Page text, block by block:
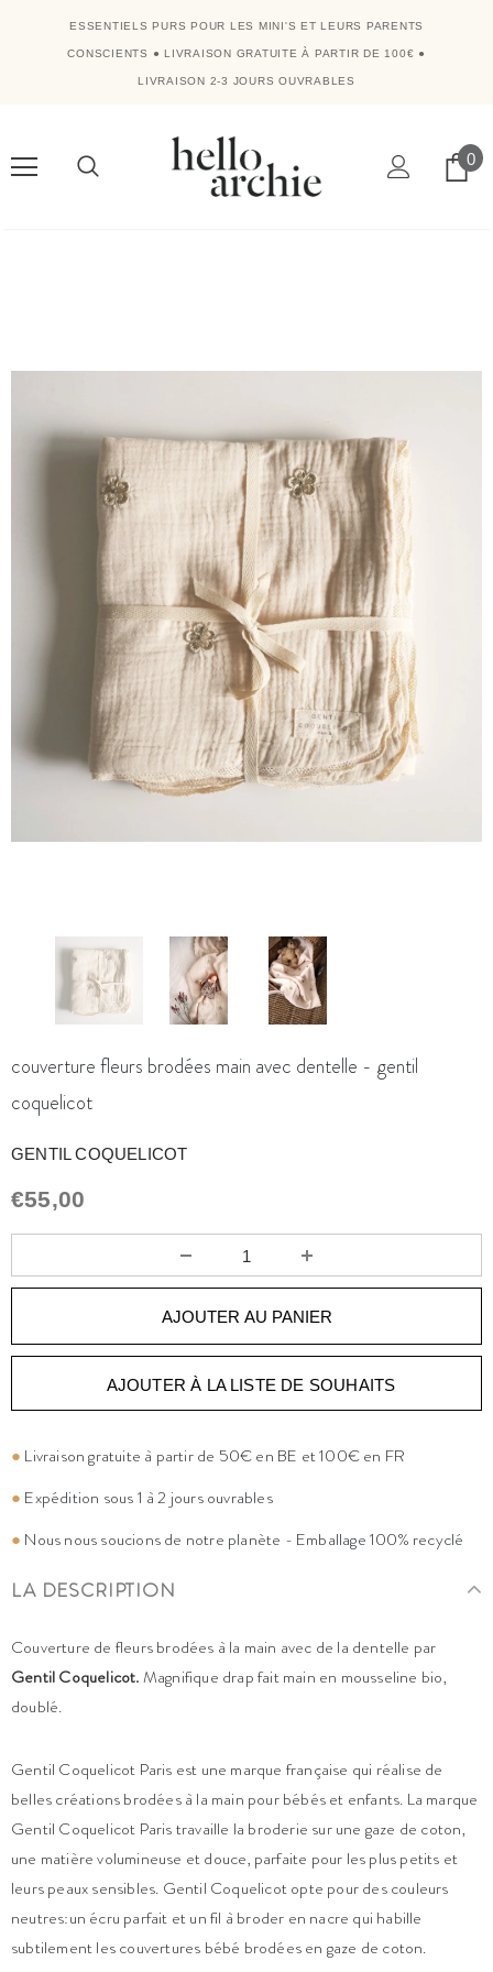
ESSENTIELS PURS POUR LES MINI'S ET LEURS PARENTS
CONSCIENTS ● LIVRAISON GRATUITE À PARTIR DE 100€ ●
LIVRAISON 2-3 JOURS OUVRABLES
0
couverture fleurs brodées main avec dentelle - gentil
coquelicot
GENTIL COQUELICOT
€55,00
AJOUTER À LA LISTE DE SOUHAITS
● Livraison gratuite à partir de 50€ en BE et 100€ en FR
● Expédition sous 1 à 2 jours ouvrables
● Nous nous soucions de notre planète - Emballage 100% recyclé
LA DESCRIPTION
Couverture de fleurs brodées à la main avec de la dentelle par
Gentil Coquelicot.Magnifique drap fait main en mousseline bio,
doublé.
Gentil Coquelicot Paris est une marque française qui réalise de
belles créations brodées à la main pour bébés et enfants. La marque
Gentil Coquelicot Paris travaille la broderie sur une gaze de coton,
une matière volumineuse et douce, parfaite pour les plus petits et
leurs peaux sensibles. Gentil Coquelicot opte pour des couleurs
neutres:un écru parfait et un fil à broder en nacre qui habille
subtilement les couvertures bébé brodées en gaze de coton.